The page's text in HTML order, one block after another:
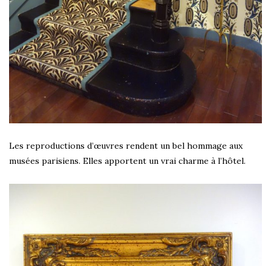
Les reproductions d’œuvres rendent un bel hommage aux
musées parisiens. Elles apportent un vrai charme à l’hôtel.